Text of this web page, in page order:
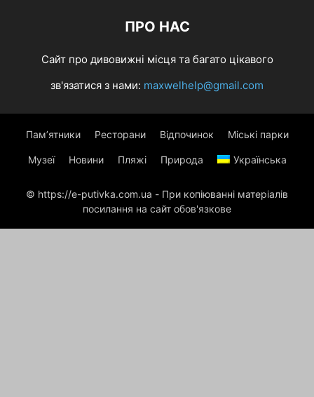
ПРО НАС
Сайт про дивовижні місця та багато цікавого
зв'язатися з нами: maxwelhelp@gmail.com
Пам’ятники Ресторани Відпочинок Міські парки
Музеї Новини Пляжі Природа Українська
© https://e-putivka.com.ua - При копіюванні матеріалів
посилання на сайт обов'язкове